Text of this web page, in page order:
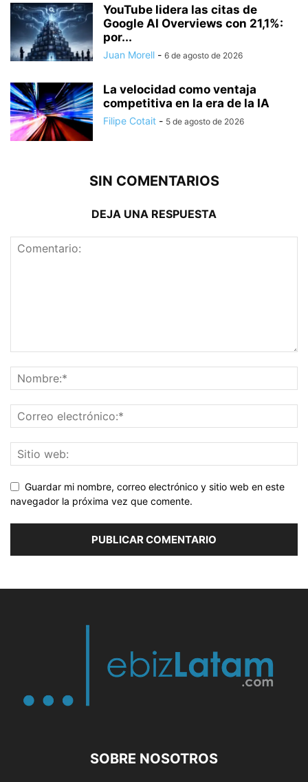
YouTube lidera las citas de
Google AI Overviews con 21,1%:
por...
Juan Morell - 6 de agosto de 2026
La velocidad como ventaja
competitiva en la era de la IA
Filipe Cotait - 5 de agosto de 2026
SIN COMENTARIOS
DEJA UNA RESPUESTA
Guardar mi nombre, correo electrónico y sitio web en este
navegador la próxima vez que comente.
SOBRE NOSOTROS